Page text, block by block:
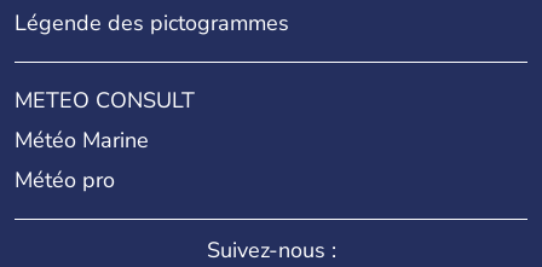
Légende des pictogrammes
METEO CONSULT
Météo Marine
Météo pro
Suivez-nous :